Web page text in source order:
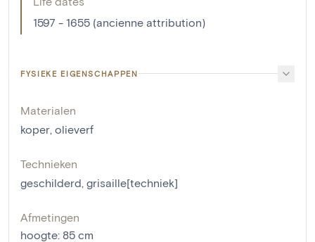
1597 - 1655 (ancienne attribution)
FYSIEKE EIGENSCHAPPEN
Materialen
koper olieverf
Technieken
geschilderd grisaille[techniek]
Afmetingen
hoogte: 85 cm